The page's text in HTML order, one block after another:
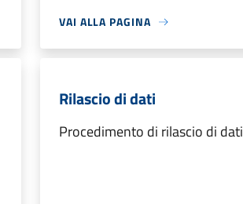
VAI ALLA PAGINA
Rilascio di dati
Procedimento di rilascio di dati